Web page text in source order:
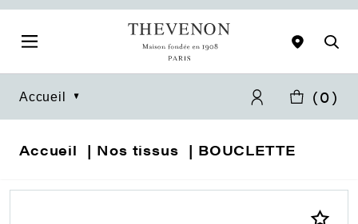
Accueil (0)
Accueil Nos tissus BOUCLETTE